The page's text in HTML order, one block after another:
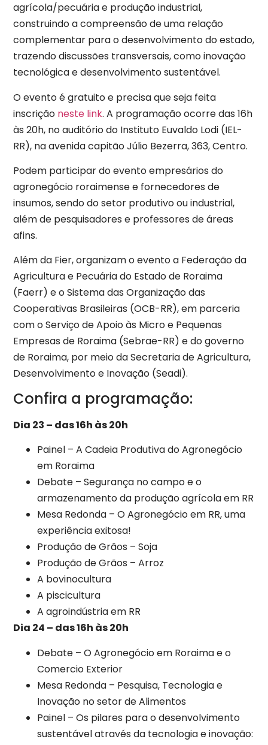
agrícola/pecuária e produção industrial,
construindo a compreensão de uma relação
complementar para o desenvolvimento do estado,
trazendo discussões transversais, como inovação
tecnológica e desenvolvimento sustentável.
O evento é gratuito e precisa que seja feita
inscrição neste link. A programação ocorre das 16h
às 20h, no auditório do Instituto Euvaldo Lodi (IEL-
RR), na avenida capitão Júlio Bezerra, 363, Centro.
Podem participar do evento empresários do
agronegócio roraimense e fornecedores de
insumos, sendo do setor produtivo ou industrial,
além de pesquisadores e professores de áreas
afins.
Além da Fier, organizam o evento a Federação da
Agricultura e Pecuária do Estado de Roraima
(Faerr) e o Sistema das Organização das
Cooperativas Brasileiras (OCB-RR), em parceria
com o Serviço de Apoio às Micro e Pequenas
Empresas de Roraima (Sebrae-RR) e do governo
de Roraima, por meio da Secretaria de Agricultura,
Desenvolvimento e Inovação (Seadi).
Confira a programação:
Dia 23 – das 16h às 20h
Painel – A Cadeia Produtiva do Agronegócio
em Roraima
Debate – Segurança no campo e o
armazenamento da produção agrícola em RR
Mesa Redonda – O Agronegócio em RR, uma
experiência exitosa!
Produção de Grãos – Soja
Produção de Grãos – Arroz
A bovinocultura
A piscicultura
A agroindústria em RR
Dia 24 – das 16h às 20h
Debate – O Agronegócio em Roraima e o
Comercio Exterior
Mesa Redonda – Pesquisa, Tecnologia e
Inovação no setor de Alimentos
Painel – Os pilares para o desenvolvimento
sustentável através da tecnologia e inovação: